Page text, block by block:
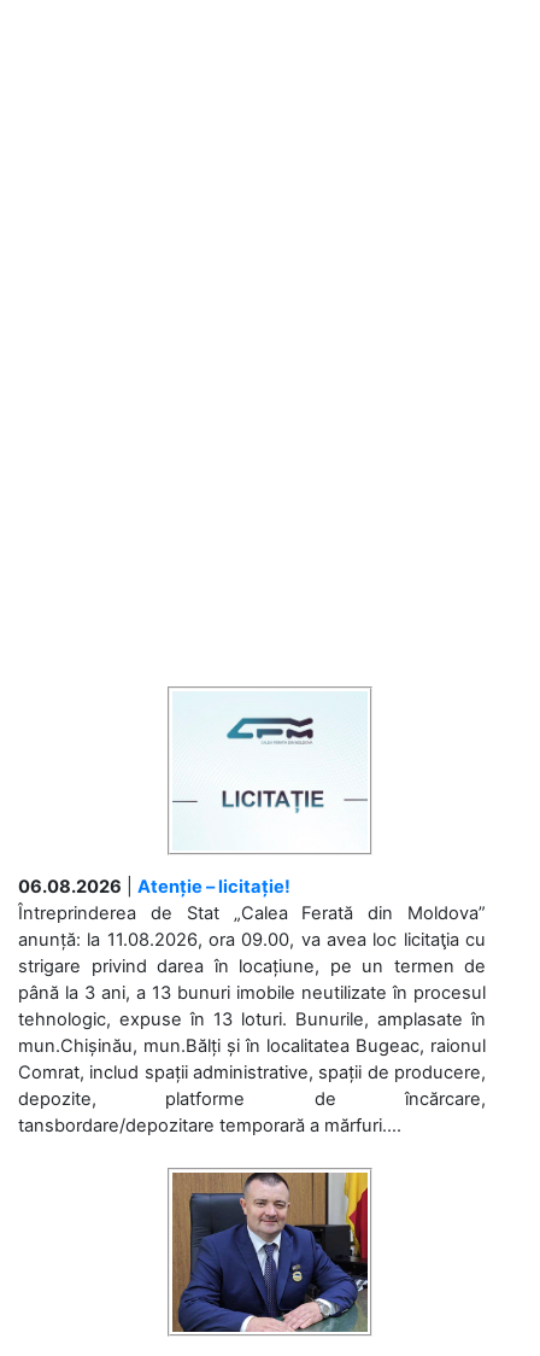
06.08.2026
Atenție – licitație!
Întreprinderea de Stat „Calea Ferată din Moldova”
anunță: la 11.08.2026, ora 09.00, va avea loc licitaţia cu
strigare privind darea în locațiune, pe un termen de
până la 3 ani, a 13 bunuri imobile neutilizate în procesul
tehnologic, expuse în 13 loturi. Bunurile, amplasate în
mun.Chișinău, mun.Bălți și în localitatea Bugeac, raionul
Comrat, includ spații administrative, spații de producere,
depozite, platforme de încărcare,
tansbordare/depozitare temporară a mărfuri....